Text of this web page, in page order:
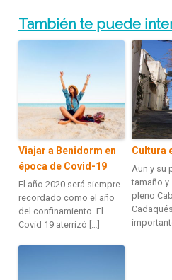
También te puede
Viajar a Benidorm en
época de Covid-19
El año 2020 será siempre
recordado como el año
del confinamiento. El
Covid 19 aterrizó […]
Cultura
Aun y su
tamaño y
pleno